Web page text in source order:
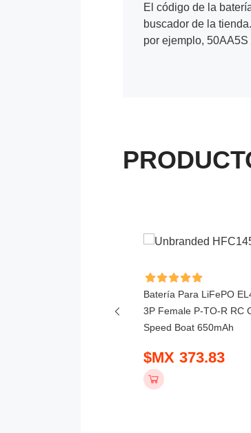
El código de la
buscador de la tienda.
por ejemplo,
Batería Para LiFePO
3P Female P-TO-R RC
Speed Boat 650mAh
$MX 373.83